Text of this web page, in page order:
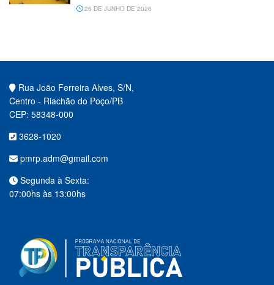
26 DE JUNHO DE 2026
Rua João Ferreira Alves, S/N,
Centro - Riachão do Poço/PB
CEP: 58348-000
3628-1020
pmrp.adm@gmail.com
Segunda à Sexta:
07:00hs às 13:00hs